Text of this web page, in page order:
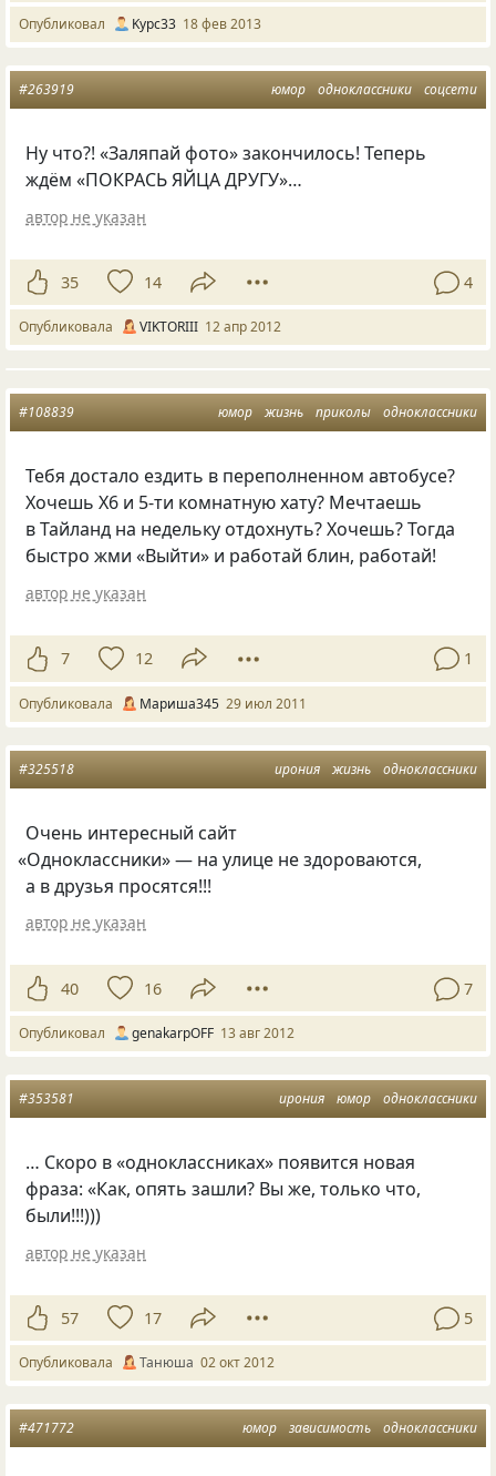
Опубликовал Kypc33 18 фев 2013
юмор одноклассники соцсети
#263919
Ну что?! «Заляпай фото» закончилось! Теперь
ждём «ПОКРАСЬ ЯЙЦА ДРУГУ»…
автор не указан
35 14 4
Опубликовала VIKTORIII 12 апр 2012
юмор жизнь приколы одноклассники
#108839
Тебя достало ездить в переполненном автобусе?
Хочешь X6 и 5-ти комнатную хату? Мечтаешь
в Тайланд на недельку отдохнуть? Хочешь? Тогда
быстро жми «Выйти» и работай блин, работай!
автор не указан
7 12 1
Опубликовала Мариша345 29 июл 2011
ирония жизнь одноклассники
#325518
Очень интересный сайт
«Одноклассники» — на улице не здороваются,
а в друзья просятся!!!
автор не указан
40 16 7
Опубликовал genakarpOFF 13 авг 2012
ирония юмор одноклассники
#353581
… Скоро в «одноклассниках» появится новая
фраза: «Как, опять зашли? Вы же, только что,
были!!!)))
автор не указан
57 17 5
Опубликовала Танюша 02 окт 2012
юмор зависимость одноклассники
#471772